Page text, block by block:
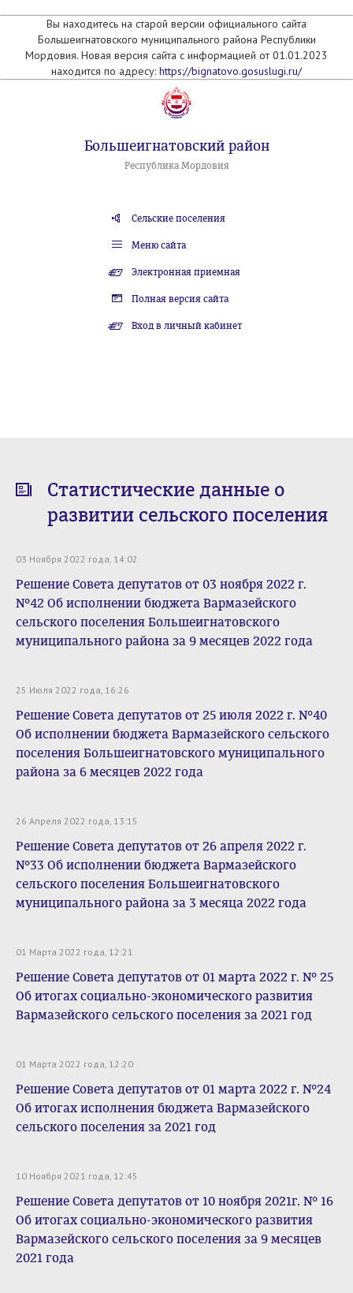
Вы находитесь на старой версии официального сайта
Большеигнатовского муниципального района Республики
Мордовия. Новая версия сайта с информацией от 01.01.2023
находится по адресу: https://bignatovo.gosuslugi.ru/
Большеигнатовский район
Республика Мордовия
Сельские поселения
Меню сайта
Электронная приемная
Полная версия сайта
Вход в личный кабинет
Статистические данные о
развитии сельского поселения
03 Ноября 2022 года, 14:02
Решение Совета депутатов от 03 ноября 2022 г.
№42 Об исполнении бюджета Вармазейского
сельского поселения Большеигнатовского
муниципального района за 9 месяцев 2022 года
25 Июля 2022 года, 16:26
Решение Совета депутатов от 25 июля 2022 г. №40
Об исполнении бюджета Вармазейского сельского
поселения Большеигнатовского муниципального
района за 6 месяцев 2022 года
26 Апреля 2022 года, 13:15
Решение Совета депутатов от 26 апреля 2022 г.
№33 Об исполнении бюджета Вармазейского
сельского поселения Большеигнатовского
муниципального района за 3 месяца 2022 года
01 Марта 2022 года, 12:21
Решение Совета депутатов от 01 марта 2022 г. № 25
Об итогах социально-экономического развития
Вармазейского сельского поселения за 2021 год
01 Марта 2022 года, 12:20
Решение Совета депутатов от 01 марта 2022 г. №24
Об итогах исполнения бюджета Вармазейского
сельского поселения за 2021 год
10 Ноября 2021 года, 12:45
Решение Совета депутатов от 10 ноября 2021г. № 16
Об итогах социально-экономического развития
Вармазейского сельского поселения за 9 месяцев
2021 года